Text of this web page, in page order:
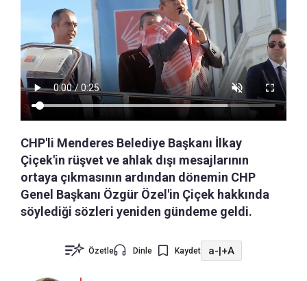
CHP'li Menderes Belediye Başkanı İlkay
Çiçek'in rüşvet ve ahlak dışı mesajlarının
ortaya çıkmasının ardından dönemin CHP
Genel Başkanı Özgür Özel'in Çiçek hakkında
söylediği sözleri yeniden gündeme geldi.
Özetle Dinle Kaydet a-|+A